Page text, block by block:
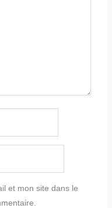
et mon site dans le